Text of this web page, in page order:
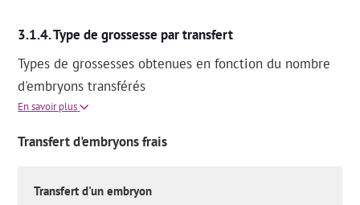
Type de grossesse par transfert
Types de grossesses obtenues en fonction du nombre
d'embryons transférés
En savoir plus
Transfert d'embryons frais
Transfert d'un embryon